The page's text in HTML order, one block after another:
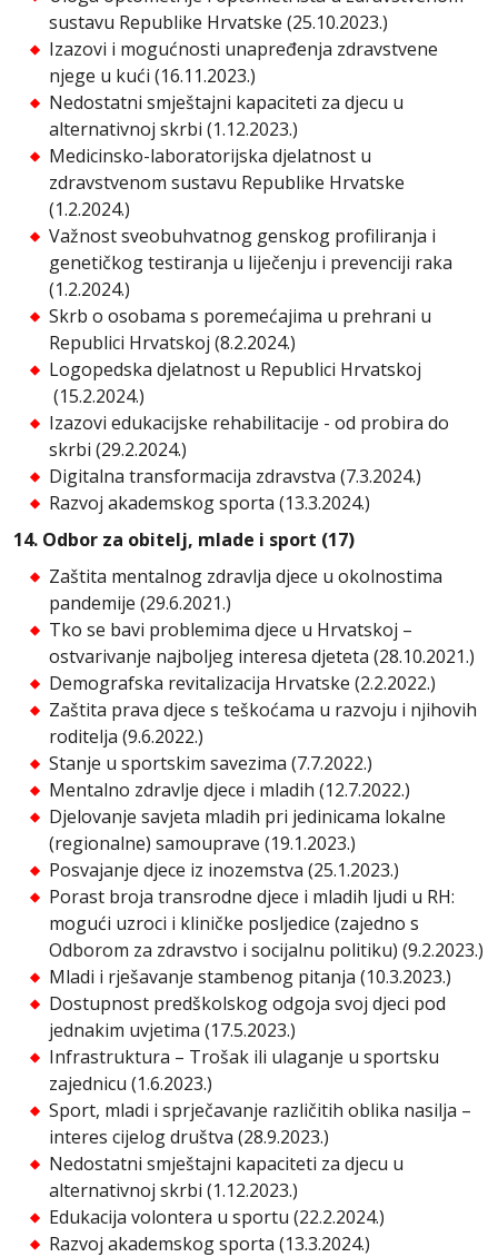
sustavu Republike Hrvatske (25.10.2023.)
Izazovi i mogućnosti unapređenja zdravstvene
njege u kući (16.11.2023.)
Nedostatni smještajni kapaciteti za djecu u
alternativnoj skrbi (1.12.2023.)
Medicinsko-laboratorijska djelatnost u
zdravstvenom sustavu Republike Hrvatske
(1.2.2024.)
Važnost sveobuhvatnog genskog profiliranja i
genetičkog testiranja u liječenju i prevenciji raka
(1.2.2024.)
Skrb o osobama s poremećajima u prehrani u
Republici Hrvatskoj (8.2.2024.)
Logopedska djelatnost u Republici Hrvatskoj
(15.2.2024.)
Izazovi edukacijske rehabilitacije - od probira do
skrbi (29.2.2024.)
Digitalna transformacija zdravstva (7.3.2024.)
Razvoj akademskog sporta (13.3.2024.)
14. Odbor za obitelj, mlade i sport (17)
Zaštita mentalnog zdravlja djece u okolnostima
pandemije (29.6.2021.)
Tko se bavi problemima djece u Hrvatskoj –
ostvarivanje najboljeg interesa djeteta (28.10.2021.)
Demografska revitalizacija Hrvatske (2.2.2022.)
Zaštita prava djece s teškoćama u razvoju i njihovih
roditelja (9.6.2022.)
Stanje u sportskim savezima (7.7.2022.)
Mentalno zdravlje djece i mladih (12.7.2022.)
Djelovanje savjeta mladih pri jedinicama lokalne
(regionalne) samouprave (19.1.2023.)
Posvajanje djece iz inozemstva (25.1.2023.)
Porast broja transrodne djece i mladih ljudi u RH:
mogući uzroci i kliničke posljedice (zajedno s
Odborom za zdravstvo i socijalnu politiku) (9.2.2023.)
Mladi i rješavanje stambenog pitanja (10.3.2023.)
Dostupnost predškolskog odgoja svoj djeci pod
jednakim uvjetima (17.5.2023.)
Infrastruktura – Trošak ili ulaganje u sportsku
zajednicu (1.6.2023.)
Sport, mladi i sprječavanje različitih oblika nasilja –
interes cijelog društva (28.9.2023.)
Nedostatni smještajni kapaciteti za djecu u
alternativnoj skrbi (1.12.2023.)
Edukacija volontera u sportu (22.2.2024.)
Razvoj akademskog sporta (13.3.2024.)